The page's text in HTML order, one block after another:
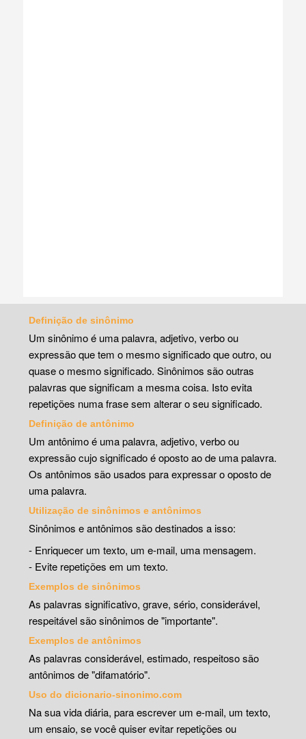
Definição de sinônimo
Um sinônimo é uma palavra, adjetivo, verbo ou
expressão que tem o mesmo significado que outro, ou
quase o mesmo significado. Sinônimos são outras
palavras que significam a mesma coisa. Isto evita
repetições numa frase sem alterar o seu significado.
Definição de antônimo
Um antônimo é uma palavra, adjetivo, verbo ou
expressão cujo significado é oposto ao de uma palavra.
Os antônimos são usados para expressar o oposto de
uma palavra.
Utilização de sinônimos e antônimos
Sinônimos e antônimos são destinados a isso:
- Enriquecer um texto, um e-mail, uma mensagem.
- Evite repetições em um texto.
Exemplos de sinônimos
As palavras significativo, grave, sério, considerável,
respeitável são sinônimos de "importante".
Exemplos de antônimos
As palavras considerável, estimado, respeitoso são
antônimos de "difamatório".
Uso do dicionario-sinonimo.com
Na sua vida diária, para escrever um e-mail, um texto,
um ensaio, se você quiser evitar repetições ou